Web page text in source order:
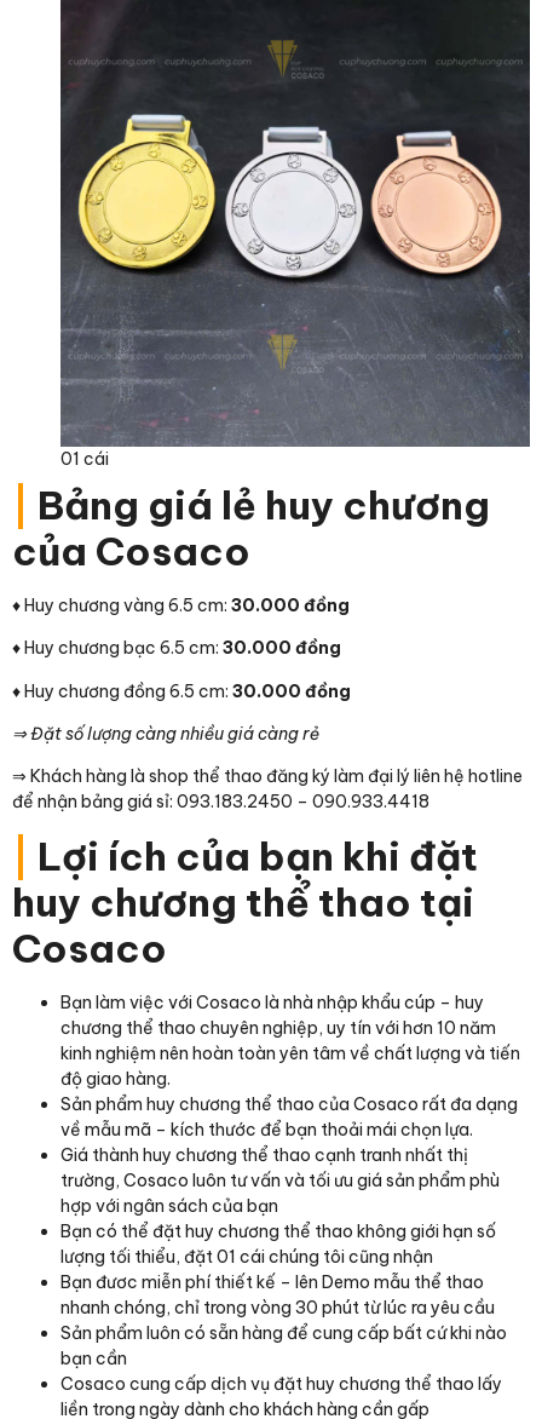
01 cái
Bảng giá lẻ huy chương
của Cosaco
♦ Huy chương vàng 6.5 cm: 30.000 đồng
♦ Huy chương bạc 6.5 cm: 30.000 đồng
♦ Huy chương đồng 6.5 cm: 30.000 đồng
⇒ Đặt số lượng càng nhiều giá càng rẻ
⇒ Khách hàng là shop thể thao đăng ký làm đại lý liên hệ hotline
để nhận bảng giá sỉ: 093.183.2450 – 090.933.4418
Lợi ích của bạn khi đặt
huy chương thể thao tại
Cosaco
Bạn làm việc với Cosaco là nhà nhập khẩu cúp – huy
chương thể thao chuyên nghiệp, uy tín với hơn 10 năm
kinh nghiệm nên hoàn toàn yên tâm về chất lượng và tiến
độ giao hàng.
Sản phẩm huy chương thể thao của Cosaco rất đa dạng
về mẫu mã – kích thước để bạn thoải mái chọn lựa.
Giá thành huy chương thể thao cạnh tranh nhất thị
trường, Cosaco luôn tư vấn và tối ưu giá sản phẩm phù
hợp với ngân sách của bạn
Bạn có thể đặt huy chương thể thao không giới hạn số
lượng tối thiểu, đặt 01 cái chúng tôi cũng nhận
Bạn đươc miễn phí thiết kế – lên Demo mẫu thể thao
nhanh chóng, chỉ trong vòng 30 phút từ lúc ra yêu cầu
Sản phẩm luôn có sẵn hàng để cung cấp bất cứ khi nào
bạn cần
Cosaco cung cấp dịch vụ đặt huy chương thể thao lấy
liền trong ngày dành cho khách hàng cần gấp